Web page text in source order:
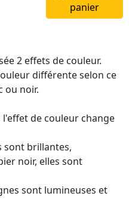
panier
2 effets de couleur.
différente selon ce
ou noir.
de couleur change
sont brillantes,
noir, elles sont
sont lumineuses et